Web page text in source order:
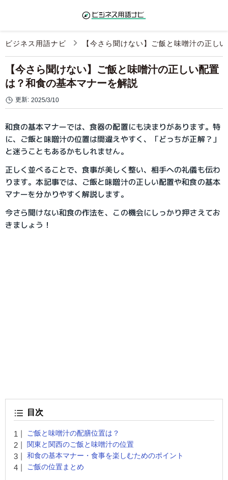
ビジネス用語ナビ 【今さら聞けない】ご飯と味噌汁の正し
【今さら聞けない】ご飯と味噌汁の正しい配置
は？和食の基本マナーを解説
更新: 2025/3/10
和食の基本マナーでは、食器の配置にも決まりがあります。特
に、ご飯と味噌汁の位置は間違えやすく、「どっちが正解？」
と迷うこともあるかもしれません。
正しく並べることで、食事が美しく整い、相手への礼儀も伝わ
ります。本記事では、ご飯と味噌汁の正しい配置や和食の基本
マナーを分かりやすく解説します。
今さら聞けない和食の作法を、この機会にしっかり押さえてお
きましょう！
目次
ご飯と味噌汁の配膳位置は？
関東と関西のご飯と味噌汁の位置
和食の基本マナー・食事を楽しむためのポイント
ご飯の位置まとめ